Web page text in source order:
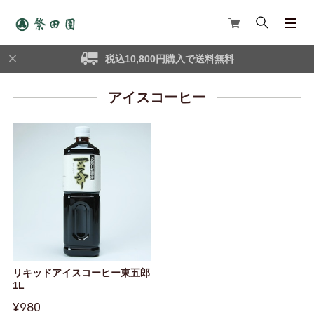
税込10,800円購入で送料無料
アイスコーヒー
リキッドアイスコーヒー東五郎
1L
¥980